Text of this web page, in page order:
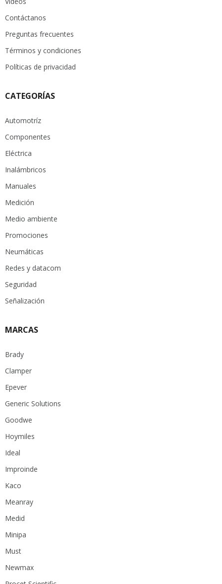
Contáctanos
Preguntas frecuentes
Términos y condiciones
Políticas de privacidad
CATEGORÍAS
Automotríz
Componentes
Eléctrica
Inalámbricos
Manuales
Medición
Medio ambiente
Promociones
Neumáticas
Redes y datacom
Seguridad
Señalización
MARCAS
Brady
Clamper
Epever
Generic Solutions
Goodwe
Hoymiles
Ideal
Improinde
Kaco
Meanray
Medid
Minipa
Must
Newmax